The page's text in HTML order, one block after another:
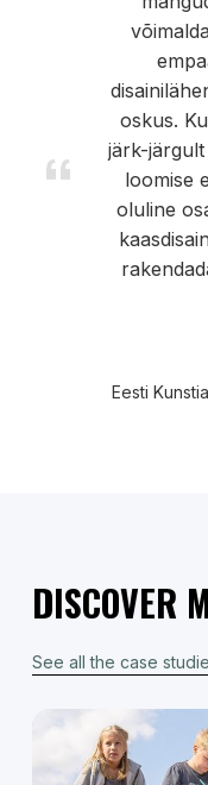
“
oskus.
järk-järgult
loomise
oluline
Eesti
DISCOVER
See all the case